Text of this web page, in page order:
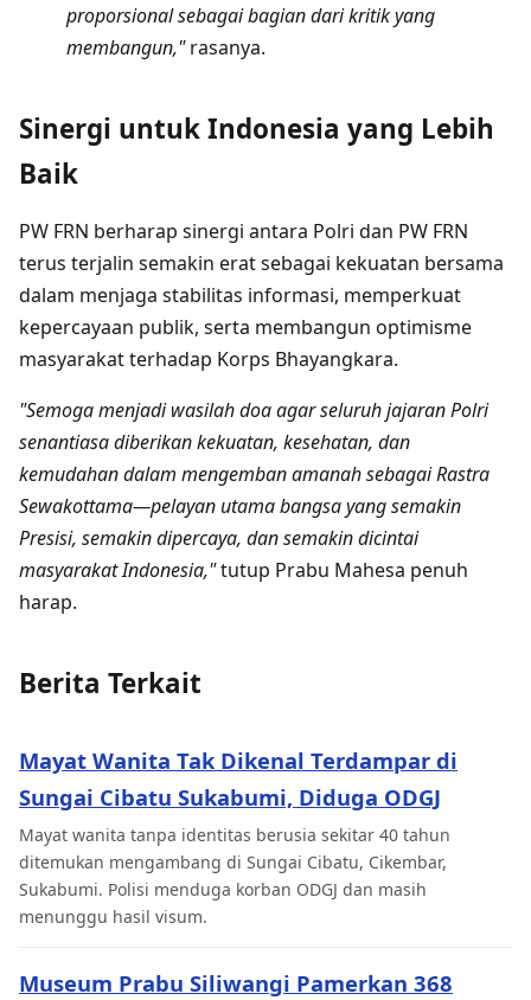
proporsional sebagai bagian dari kritik yang
membangun,"rasanya.
Sinergi untuk Indonesia yang Lebih
Baik
PW FRN berharap sinergi antara Polri dan PW FRN
terus terjalin semakin erat sebagai kekuatan bersama
dalam menjaga stabilitas informasi, memperkuat
kepercayaan publik, serta membangun optimisme
masyarakat terhadap Korps Bhayangkara.
"Semoga menjadi wasilah doa agar seluruh jajaran Polri
senantiasa diberikan kekuatan, kesehatan, dan
kemudahan dalam mengemban amanah sebagai Rastra
Sewakottama—pelayan utama bangsa yang semakin
Presisi, semakin dipercaya, dan semakin dicintai
masyarakat Indonesia,"tutup Prabu Mahesa penuh
harap.
Berita Terkait
Mayat Wanita Tak Dikenal Terdampar di
Sungai Cibatu Sukabumi, Diduga ODGJ
Mayat wanita tanpa identitas berusia sekitar 40 tahun
ditemukan mengambang di Sungai Cibatu, Cikembar,
Sukabumi. Polisi menduga korban ODGJ dan masih
menunggu hasil visum.
Museum Prabu Siliwangi Pamerkan 368